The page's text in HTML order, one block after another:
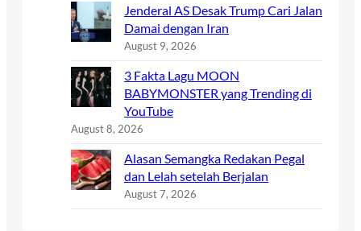
Jenderal AS Desak Trump Cari Jalan
Damai dengan Iran
August 9, 2026
3 Fakta Lagu MOON
BABYMONSTER yang Trending di
YouTube
August 8, 2026
Alasan Semangka Redakan Pegal
dan Lelah setelah Berjalan
August 7, 2026